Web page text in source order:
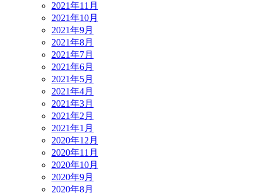
2021年11月
2021年10月
2021年9月
2021年8月
2021年7月
2021年6月
2021年5月
2021年4月
2021年3月
2021年2月
2021年1月
2020年12月
2020年11月
2020年10月
2020年9月
2020年8月